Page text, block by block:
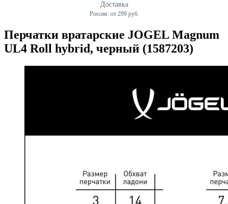
Доставка
Россия: от 299 руб.
Перчатки вратарские JOGEL Magnum
UL4 Roll hybrid, черный (1587203)